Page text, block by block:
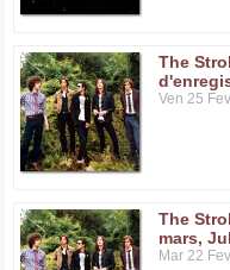
The
Ven 25
The
mars,
Mar 22